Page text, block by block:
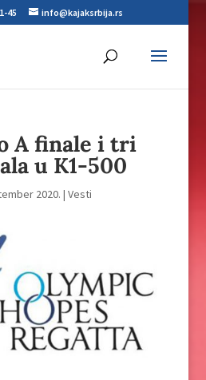
45 info@kajaksrbija.rs
A finale i tri
u K1-500
2020. | Vesti